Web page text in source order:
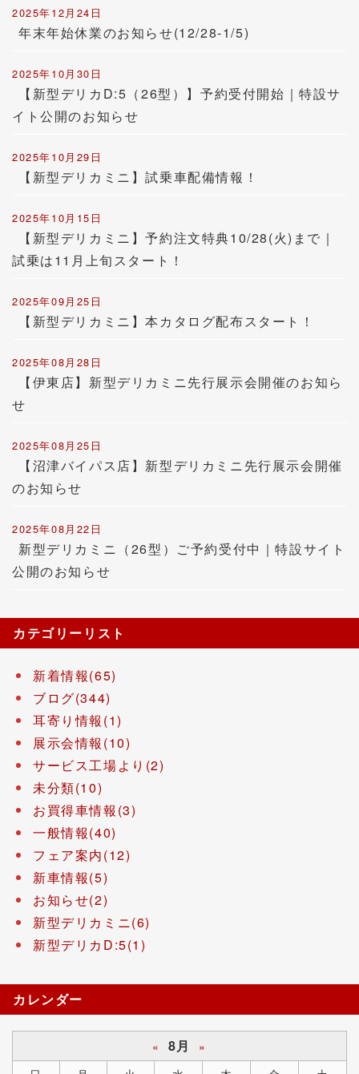
2025年12月24日
年末年始休業のお知らせ(12/28-1/5)
2025年10月30日
【新型デリカD:5（26型）】予約受付開始｜特設サ
イト公開のお知らせ
2025年10月29日
【新型デリカミニ】試乗車配備情報！
2025年10月15日
【新型デリカミニ】予約注文特典10/28(火)まで｜
試乗は11月上旬スタート！
2025年09月25日
【新型デリカミニ】本カタログ配布スタート！
2025年08月28日
【伊東店】新型デリカミニ先行展示会開催のお知ら
せ
2025年08月25日
【沼津バイパス店】新型デリカミニ先行展示会開催
のお知らせ
2025年08月22日
新型デリカミニ（26型）ご予約受付中｜特設サイト
公開のお知らせ
カテゴリーリスト
新着情報(65)
ブログ(344)
耳寄り情報(1)
展示会情報(10)
サービス工場より(2)
未分類(10)
お買得車情報(3)
一般情報(40)
フェア案内(12)
新車情報(5)
お知らせ(2)
新型デリカミニ(6)
新型デリカD:5(1)
カレンダー
« 8月
»